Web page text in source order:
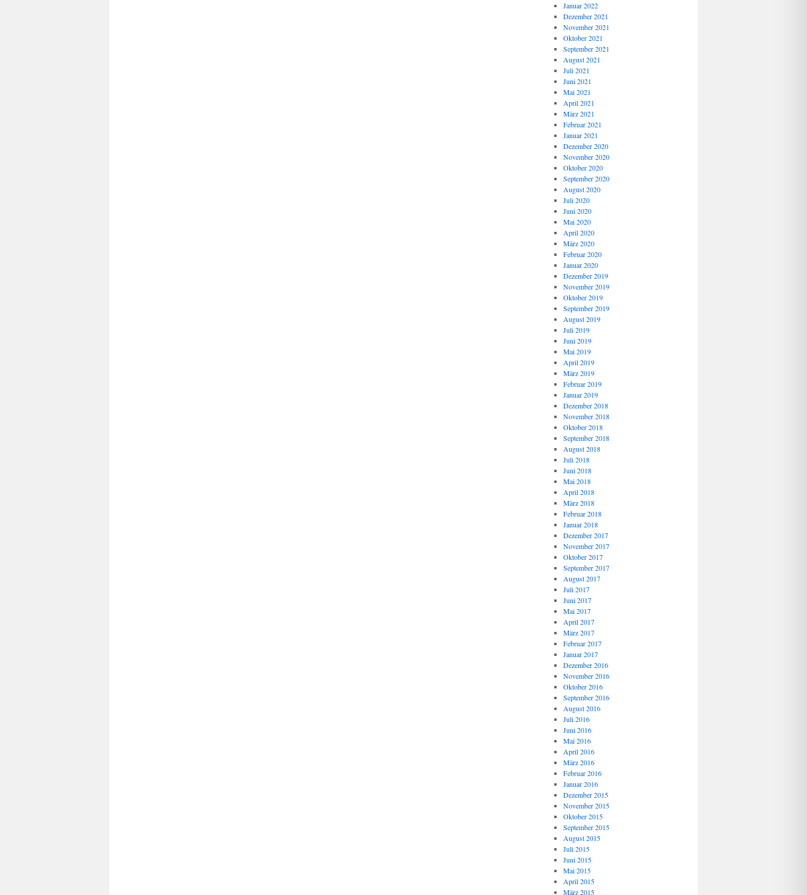
Januar 2022
Dezember 2021
November 2021
Oktober 2021
September 2021
August 2021
Juli 2021
Juni 2021
Mai 2021
April 2021
März 2021
Februar 2021
Januar 2021
Dezember 2020
November 2020
Oktober 2020
September 2020
August 2020
Juli 2020
Juni 2020
Mai 2020
April 2020
März 2020
Februar 2020
Januar 2020
Dezember 2019
November 2019
Oktober 2019
September 2019
August 2019
Juli 2019
Juni 2019
Mai 2019
April 2019
März 2019
Februar 2019
Januar 2019
Dezember 2018
November 2018
Oktober 2018
September 2018
August 2018
Juli 2018
Juni 2018
Mai 2018
April 2018
März 2018
Februar 2018
Januar 2018
Dezember 2017
November 2017
Oktober 2017
September 2017
August 2017
Juli 2017
Juni 2017
Mai 2017
April 2017
März 2017
Februar 2017
Januar 2017
Dezember 2016
November 2016
Oktober 2016
September 2016
August 2016
Juli 2016
Juni 2016
Mai 2016
April 2016
März 2016
Februar 2016
Januar 2016
Dezember 2015
November 2015
Oktober 2015
September 2015
August 2015
Juli 2015
Juni 2015
Mai 2015
April 2015
März 2015